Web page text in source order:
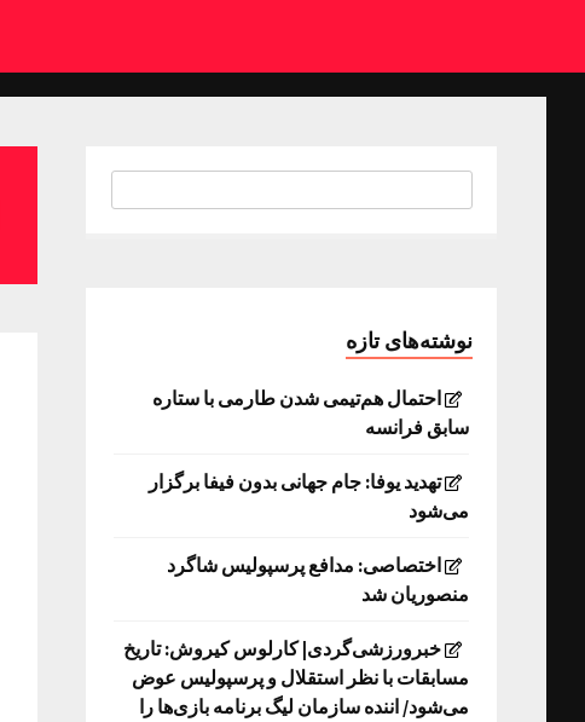
نوشته‌های تازه
احتمال هم‌تیمی شدن طارمی با ستاره
سابق فرانسه
تهدید یوفا: جام جهانی بدون فیفا برگزار
می‌شود
اختصاصی: مدافع پرسپولیس شاگرد
منصوریان شد
خبرورزشی‌گردی| کارلوس کیروش: تاریخ
مسابقات با نظر استقلال و پرسپولیس عوض
می‌شود/ اننده سازمان لیگ برنامه بازی‌ها را